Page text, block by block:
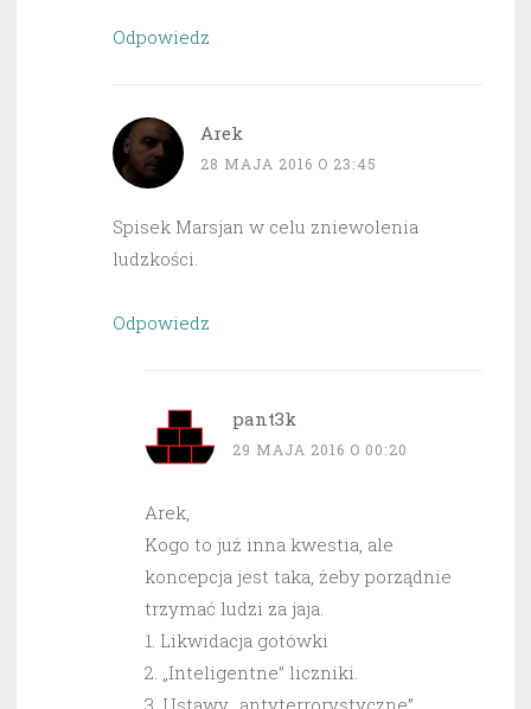
Odpowiedz
Arek
28 MAJA 2016 O 23:45
Spisek Marsjan w celu zniewolenia
ludzkości.
Odpowiedz
pant3k
29 MAJA 2016 O 00:20
Arek,
Kogo to już inna kwestia, ale
koncepcja jest taka, żeby porządnie
trzymać ludzi za jaja.
1. Likwidacja gotówki
2. „Inteligentne” liczniki.